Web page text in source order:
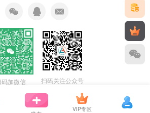
码加微信 扫码关注公众号
VIP专区